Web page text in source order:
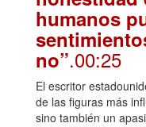
humanos
no”.00:25
El escritor
de las figuras más
sino también un